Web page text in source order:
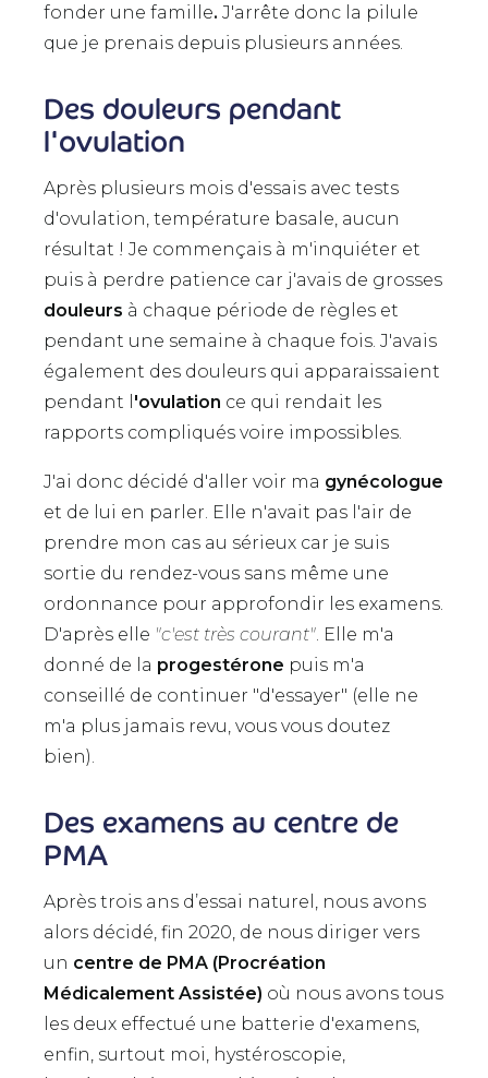
fonder une famille. J'arrête donc la pilule
que je prenais depuis plusieurs années.
Des douleurs pendant
l'ovulation
Après plusieurs mois d'essais avec tests
d'ovulation, température basale, aucun
résultat ! Je commençais à m'inquiéter et
puis à perdre patience car j'avais de grosses
douleurs à chaque période de règles et
pendant une semaine à chaque fois. J'avais
également des douleurs qui apparaissaient
pendant l 'ovulation ce qui rendait les
rapports compliqués voire impossibles.
J'ai donc décidé d'aller voir ma gynécologue
et de lui en parler. Elle n'avait pas l'air de
prendre mon cas au sérieux car je suis
sortie du rendez-vous sans même une
ordonnance pour approfondir les examens.
D'après elle "c'est très courant". Elle m'a
donné de la progestérone puis m'a
conseillé de continuer "d'essayer" (elle ne
m'a plus jamais revu, vous vous doutez
bien).
Des examens au centre de
PMA
Après trois ans d’essai naturel, nous avons
alors décidé, fin 2020, de nous diriger vers
un centre de PMA (Procréation
Médicalement Assistée) où nous avons tous
les deux effectué une batterie d'examens,
enfin, surtout moi, hystéroscopie,